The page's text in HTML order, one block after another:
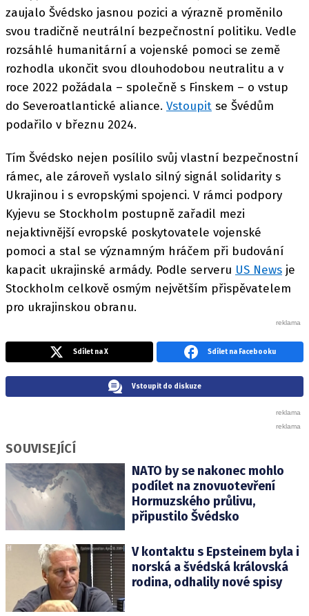
zaujalo Švédsko jasnou pozici a výrazně proměnilo
svou tradičně neutrální bezpečnostní politiku. Vedle
rozsáhlé humanitární a vojenské pomoci se země
rozhodla ukončit svou dlouhodobou neutralitu a v
roce 2022 požádala – společně s Finskem – o vstup
do Severoatlantické aliance. Vstoupit se Švédům
podařilo v březnu 2024.
Tím Švédsko nejen posílilo svůj vlastní bezpečnostní
rámec, ale zároveň vyslalo silný signál solidarity s
Ukrajinou i s evropskými spojenci. V rámci podpory
Kyjevu se Stockholm postupně zařadil mezi
nejaktivnější evropské poskytovatele vojenské
pomoci a stal se významným hráčem při budování
kapacit ukrajinské armády. Podle serveru US News je
Stockholm celkově osmým největším přispěvatelem
pro ukrajinskou obranu.
Sdílet na X Sdílet na Facebooku
Vstoupit do diskuze
SOUVISEJÍCÍ
NATO by se nakonec mohlo
podílet na znovuotevření
Hormuzského průlivu,
připustilo Švédsko
V kontaktu s Epsteinem byla i
norská a švédská královská
rodina, odhalily nové spisy